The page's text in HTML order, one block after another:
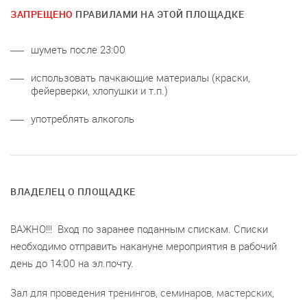
ЗАПРЕЩЕНО ПРАВИЛАМИ НА ЭТОЙ ПЛОЩАДКЕ
шуметь после 23:00
использовать пачкающие материалы (краски,
фейерверки, хлопушки и т.п.)
употреблять алкоголь
ВЛАДЕЛЕЦ О ПЛОЩАДКЕ
ВАЖНО!!! Вход по заранее поданным спискам. Списки
необходимо отправить накануне мероприятия в рабочий
день до 14:00 на эл.почту.
Зал для проведения тренингов, семинаров, мастерских,